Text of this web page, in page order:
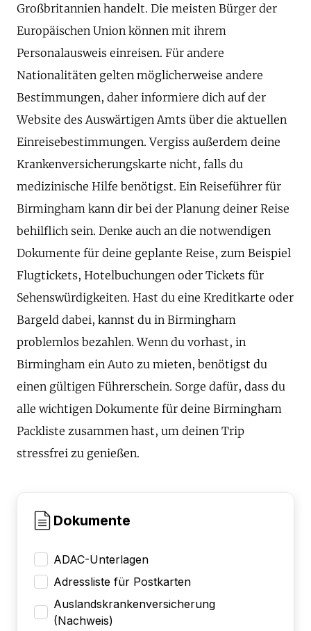
Großbritannien handelt. Die meisten Bürger der
Europäischen Union können mit ihrem
Personalausweis einreisen. Für andere
Nationalitäten gelten möglicherweise andere
Bestimmungen, daher informiere dich auf der
Website des Auswärtigen Amts über die aktuellen
Einreisebestimmungen. Vergiss außerdem deine
Krankenversicherungskarte nicht, falls du
medizinische Hilfe benötigst. Ein Reiseführer für
Birmingham kann dir bei der Planung deiner Reise
behilflich sein. Denke auch an die notwendigen
Dokumente für deine geplante Reise, zum Beispiel
Flugtickets, Hotelbuchungen oder Tickets für
Sehenswürdigkeiten. Hast du eine Kreditkarte oder
Bargeld dabei, kannst du in Birmingham
problemlos bezahlen. Wenn du vorhast, in
Birmingham ein Auto zu mieten, benötigst du
einen gültigen Führerschein. Sorge dafür, dass du
alle wichtigen Dokumente für deine Birmingham
Packliste zusammen hast, um deinen Trip
stressfrei zu genießen.
Dokumente
ADAC-Unterlagen
Adressliste für Postkarten
Auslandskrankenversicherung
(Nachweis)